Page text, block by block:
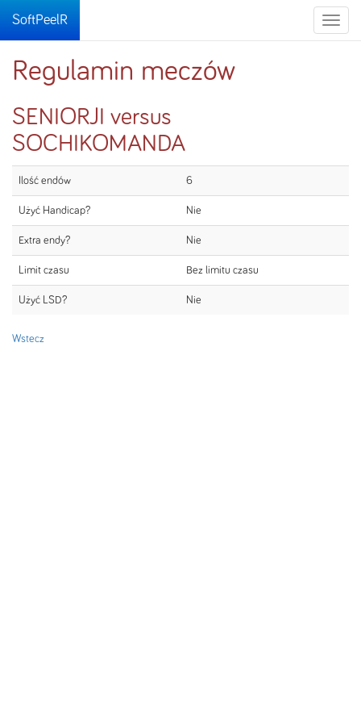
Toggle
SoftPeelR
Regulamin meczów
SENIORJI versus
SOCHIKOMANDA
Ilość endów 6
Użyć Handicap? Nie
Extra endy? Nie
Limit czasu Bez limitu czasu
Użyć LSD? Nie
Wstecz